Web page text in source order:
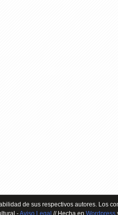
de sus respectivos autores. Los
-Aviso Legal // Hecha en Wordpress